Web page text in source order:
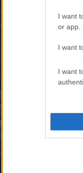
I want
or app.
I want
I want